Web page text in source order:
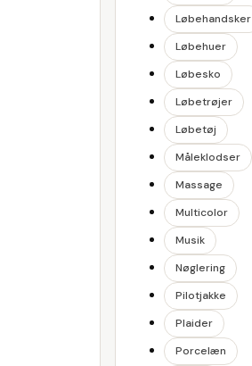
Løbehandsker
Løbehuer
Løbesko
Løbetrøjer
Løbetøj
Måleklodser
Massage
Multicolor
Musik
Nøglering
Pilotjakke
Plaider
Porcelæn